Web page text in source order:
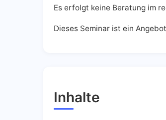
Es erfolgt keine Beratung im
Dieses Seminar ist ein
Inhalte